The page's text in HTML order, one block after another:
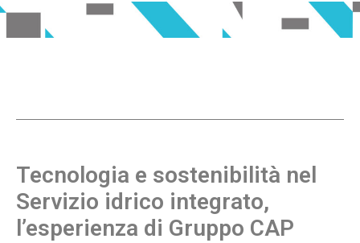
Tecnologia e sostenibilità nel
Servizio idrico integrato,
l’esperienza di Gruppo CAP